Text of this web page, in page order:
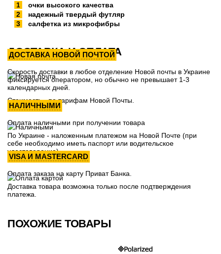
очки высокого качества
надежный твердый футляр
салфетка из микрофибры
ДОСТАВКА И ОПЛАТА
ДОСТАВКА НОВОЙ ПОЧТОЙ
Скорость доставки в любое отделение Новой почты в Украине
фиксируется оператором, но обычно не превышает 1-3
календарных дней.
Стоимость - по тарифам Новой Почты.
НАЛИЧНЫМИ
Оплата наличными при получении товара
По Украине - наложенным платежом на Новой Почте (при
себе необходимо иметь паспорт или водительское
удостоверение)
VISA И MASTERCARD
Оплата заказа на карту Приват Банка.
Доставка товара возможна только после подтверждения
платежа.
ПОХОЖИЕ ТОВАРЫ